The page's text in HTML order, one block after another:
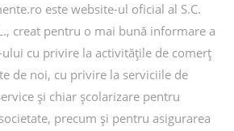
este website-ul oficial al S.C.
creat pentru o mai bună informare a
cu privire la activitățile de comerț
de noi, cu privire la serviciile de
și chiar școlarizare pentru
precum și pentru asigurarea